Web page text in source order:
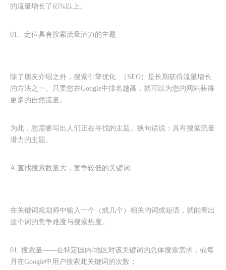
的流量增长了65%以上。
01、定位具有搜索流量潜力的主题
除了朋友介绍之外，搜索引擎优化 （SEO）是长期获得流量增长
的方法之一。只要您在Google中排名越高，就可以为您的网站获得
更多的自然流量。
为此，您需要写出人们正在寻找的主题。换句话说：具有搜索流量
潜力的主题。
A.查找搜索数量大，竞争较低的关键词
在关键词规划师中输入一个（或几个）相关的词或短语，就能看出
这个词的竞争难度与搜索热度。
01. 搜索量——在特定国内/地区对该关键词的总体搜索需求，或每
月在Google中用户搜索此关键词的次数；